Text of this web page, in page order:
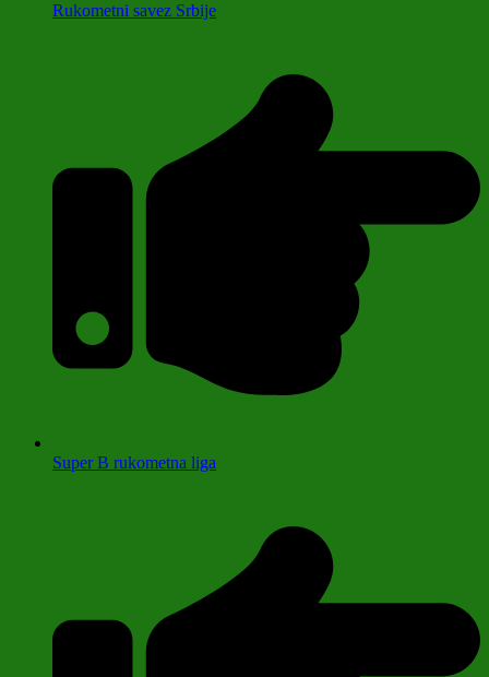
Rukometni savez Srbije
Super B rukometna liga